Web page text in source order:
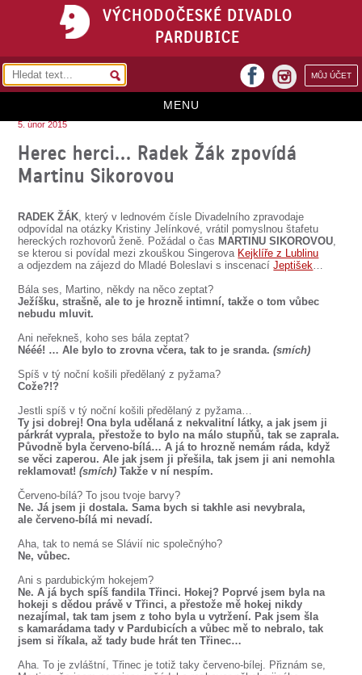
VÝCHODOČESKÉ DIVADLO
PARDUBICE
MŮJ ÚČET
facebook
MENU
PROGRAM
VSTUPENKY
PŘEDPLATNÉ
KONTAKTY
O DIVADLE
5. únor 2015
Herec herci... Radek Žák zpovídá
Martinu Sikorovou
RADEK ŽÁK, který v lednovém čísle Divadelního zpravodaje
odpovídal na otázky Kristiny Jelínkové, vrátil pomyslnou štafetu
hereckých rozhovorů ženě. Požádal o čas MARTINU SIKOROVOU,
se kterou si povídal mezi zkouškou Singerova Kejklíře z Lublinu
a odjezdem na zájezd do Mladé Boleslavi s inscenacíJeptišek…
Bála ses, Martino, někdy na něco zeptat?
Ježíšku, strašně, ale to je hrozně intimní, takže o tom vůbec
nebudu mluvit.
Ani neřekneš, koho ses bála zeptat?
Nééé! … Ale bylo to zrovna včera, tak to je sranda.(smích)
Spíš v tý noční košili předělaný z pyžama?
Cože?!?
Jestli spíš v tý noční košili předělaný z pyžama…
Ty jsi dobrej! Ona byla udělaná z nekvalitní látky, a jak jsem ji
párkrát vyprala, přestože to bylo na málo stupňů, tak se zaprala.
Původně byla červeno-bílá… A já to hrozně nemám ráda, když
se věci zaperou. Ale jak jsem ji přešila, tak jsem ji ani nemohla
reklamovat!(smích)Takže v ní nespím.
Červeno-bílá? To jsou tvoje barvy?
Ne. Já jsem ji dostala. Sama bych si takhle asi nevybrala,
ale červeno-bílá mi nevadí.
Aha, tak to nemá se Slávií nic společnýho?
Ne, vůbec.
Ani s pardubickým hokejem?
Ne. A já bych spíš fandila Třinci. Hokej? Poprvé jsem byla na
hokeji s dědou právě v Třinci, a přestože mě hokej nikdy
nezajímal, tak tam jsem z toho byla u vytržení. Pak jsem šla
s kamarádama tady v Pardubicích a vůbec mě to nebralo, tak
jsem si říkala, až tady bude hrát ten Třinec…
Aha. To je zvláštní, Třinec je totiž taky červeno-bílej. Přiznám se,